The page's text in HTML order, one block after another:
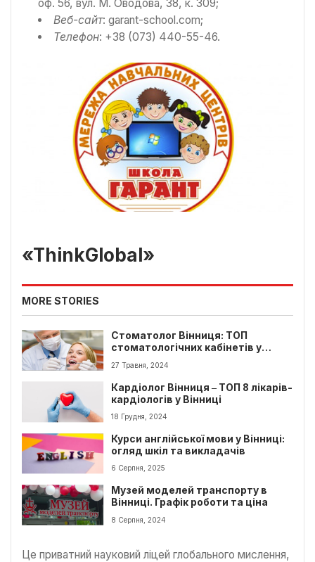
оф. 56, вул. М. Оводова, 38, к. 309;
Веб-сайт: garant-school.com;
Телефон: +38 (073) 440-55-46.
«ThinkGlobal»
MORE STORIES
Стоматолог Вінниця: ТОП
стоматологічних кабінетів у
Вінниці
27 Травня, 2024
Кардіолог Вінниця ‒ ТОП 8 лікарів-
кардіологів у Вінниці
18 Грудня, 2024
Курси англійської мови у Вінниці:
огляд шкіл та викладачів
6 Серпня, 2025
Музей моделей транспорту в
Вінниці. Графік роботи та ціна
8 Серпня, 2024
Це приватний науковий ліцей глобального мислення,